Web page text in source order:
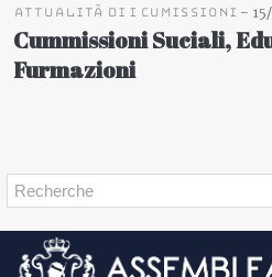
Attualità di i cumissioni -
Cummissioni Suciali,
Furmazioni